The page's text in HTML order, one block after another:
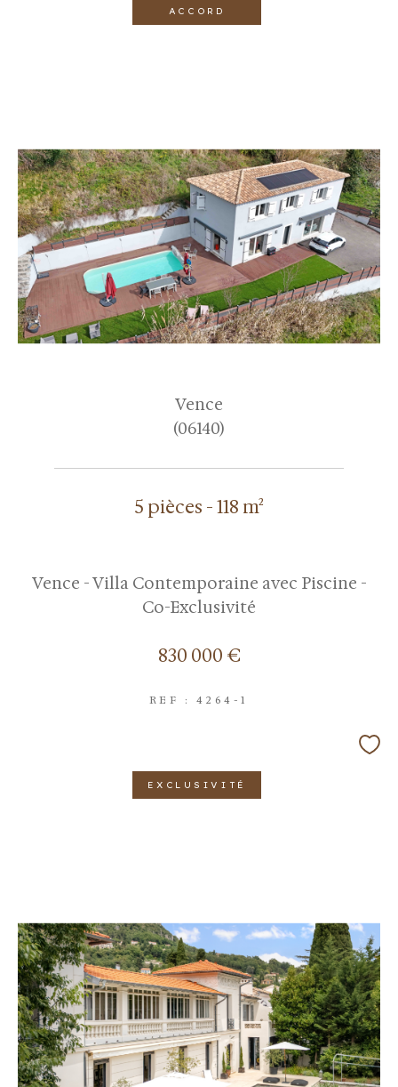
ACCORD
Vence
(06140)
5 pièces - 118 m²
Vence - Villa Contemporaine avec Piscine -
Co-Exclusivité
830 000 €
REF : 4264-1
EXCLUSIVITÉ